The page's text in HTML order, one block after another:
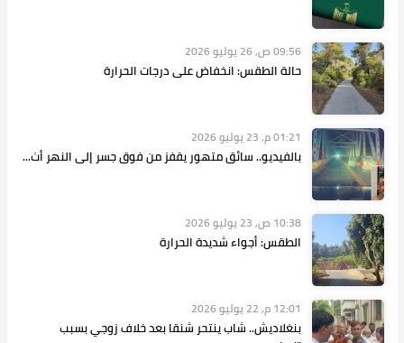
09:56 ص, 26 يوليو 2026
حالة الطقس: انخفاض على درجات الحرارة
01:21 م, 23 يوليو 2026
بالفيديو.. سائق متهور يقفز من فوق جسر إلى النهر أث...
10:38 ص, 23 يوليو 2026
الطقس: أجواء شديدة الحرارة
12:01 م, 22 يوليو 2026
بنغلاديش.. شاب ينتحر شنقا بعد خلاف زوجي بسبب